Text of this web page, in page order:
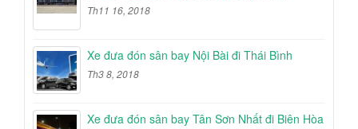
Th11 16, 2018
Xe đưa đón sân bay Nội Bài đi Thái Bình
Th3 8, 2018
Xe đưa đón sân bay Tân Sơn Nhất đi Biên Hòa